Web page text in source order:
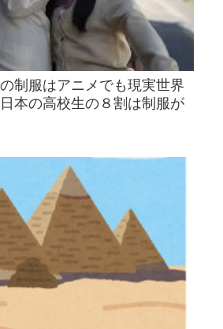
制服はアニメでも現実世界
本の高校生の８割は制服が